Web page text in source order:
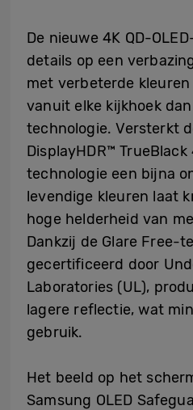
De nieuwe 4K QD-
details op een
met verbeterde
vanuit elke kijkhoek
technologie. Versterkt
DisplayHDR™
technologie een bijna
levendige kleuren laat
hoge helderheid van
Dankzij de Glare Free-
gecertificeerd door
Laboratories (UL),
lagere reflectie, wat
gebruik.
Het beeld op het
Samsung OLED